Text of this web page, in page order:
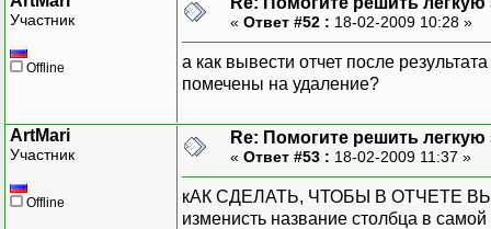
Участник
Offline
« Ответ #52 : 18-02-2009 10:28 »
а как вывести отчет после
помечены на удаление?
ArtMari
Участник
Offline
Re: Помогите решить легкую
« Ответ #53 : 18-02-2009 11:37 »
кАК СДЕЛАТЬ, ЧТОБЫ В ОТЧЕТЕ
изменисть название столбца в